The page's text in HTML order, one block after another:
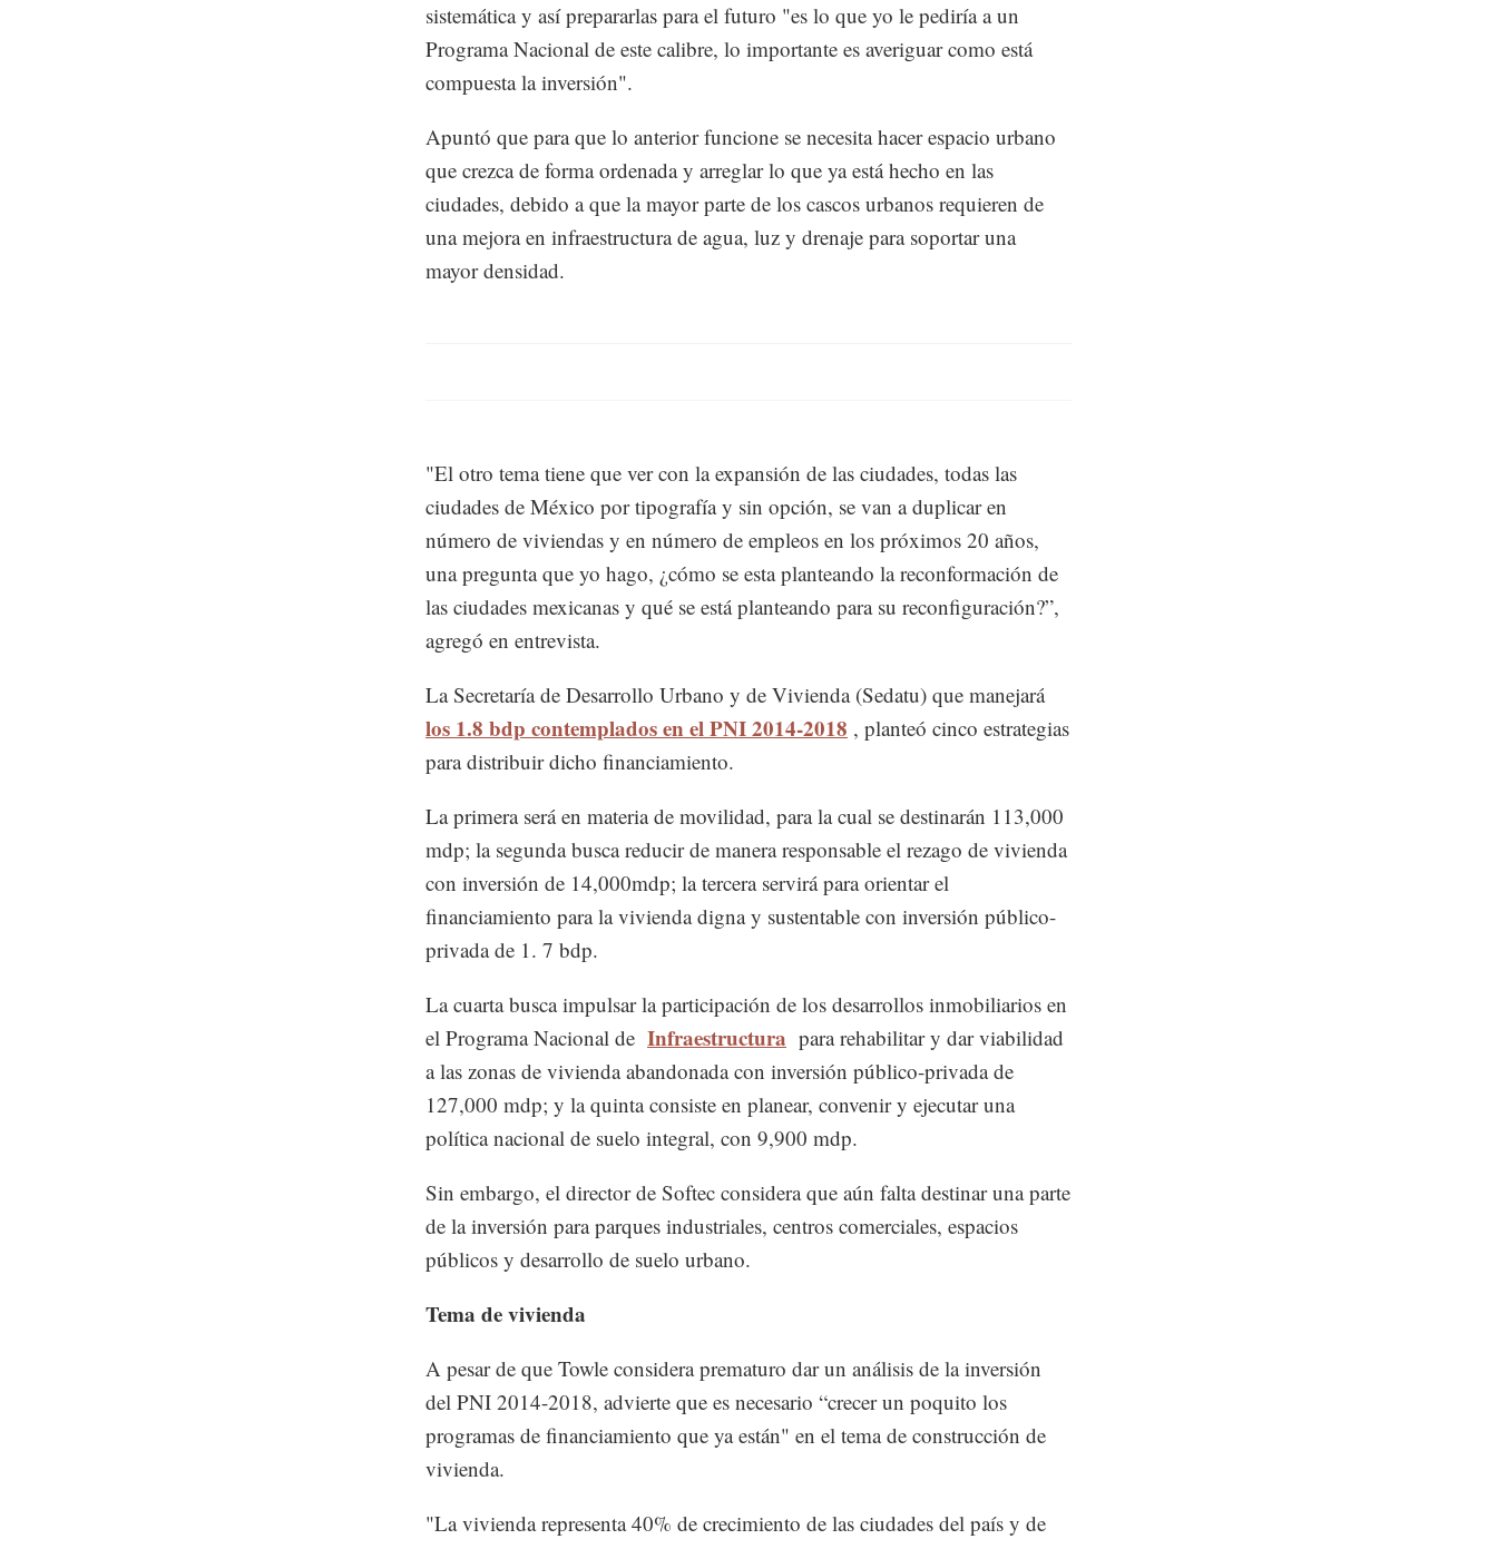
sistemática y así prepararlas para el futuro "es lo que yo le pediría a un
Programa Nacional de este calibre, lo importante es averiguar como está
compuesta la inversión".
Apuntó que para que lo anterior funcione se necesita hacer espacio urbano
que crezca de forma ordenada y arreglar lo que ya está hecho en las
ciudades, debido a que la mayor parte de los cascos urbanos requieren de
una mejora en infraestructura de agua, luz y drenaje para soportar una
mayor densidad.
"El otro tema tiene que ver con la expansión de las ciudades, todas las
ciudades de México por tipografía y sin opción, se van a duplicar en
número de viviendas y en número de empleos en los próximos 20 años,
una pregunta que yo hago, ¿cómo se esta planteando la reconformación de
las ciudades mexicanas y qué se está planteando para su reconfiguración?”,
agregó en entrevista.
La Secretaría de Desarrollo Urbano y de Vivienda (Sedatu) que manejará
los 1.8 bdp contemplados en el PNI 2014-2018 , planteó cinco estrategias
para distribuir dicho financiamiento.
La primera será en materia de movilidad, para la cual se destinarán 113,000
mdp; la segunda busca reducir de manera responsable el rezago de vivienda
con inversión de 14,000mdp; la tercera servirá para orientar el
financiamiento para la vivienda digna y sustentable con inversión público-
privada de 1. 7 bdp.
La cuarta busca impulsar la participación de los desarrollos inmobiliarios en
el Programa Nacional de Infraestructura para rehabilitar y dar viabilidad
a las zonas de vivienda abandonada con inversión público-privada de
127,000 mdp; y la quinta consiste en planear, convenir y ejecutar una
política nacional de suelo integral, con 9,900 mdp.
Sin embargo, el director de Softec considera que aún falta destinar una parte
de la inversión para parques industriales, centros comerciales, espacios
públicos y desarrollo de suelo urbano.
Tema de vivienda
A pesar de que Towle considera prematuro dar un análisis de la inversión
del PNI 2014-2018, advierte que es necesario “crecer un poquito los
programas de financiamiento que ya están" en el tema de construcción de
vivienda.
"La vivienda representa 40% de crecimiento de las ciudades del país y de